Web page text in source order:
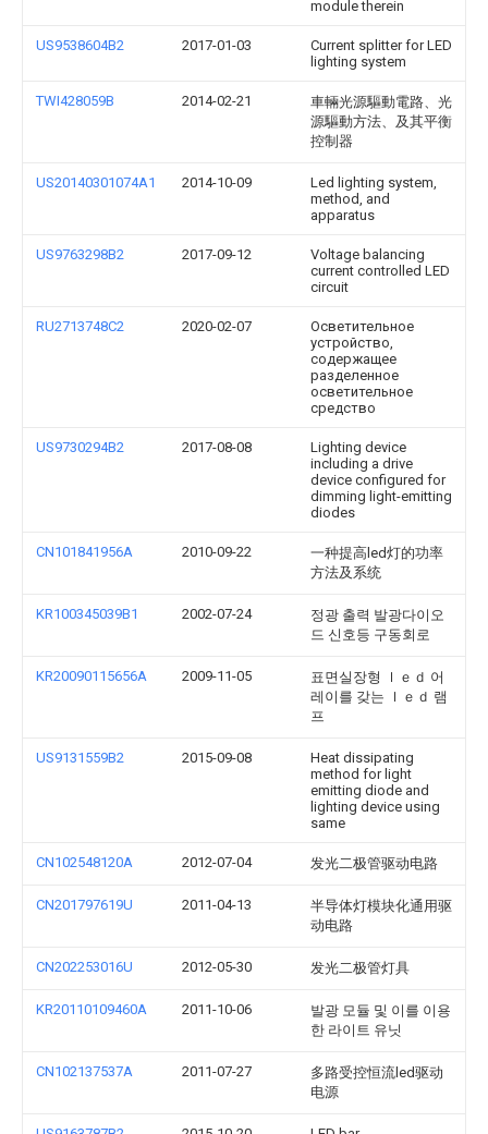
module therein
US9538604B2 2017-01-03
Current splitter for LED
lighting system
TWI428059B 2014-02-21
車輛光源驅動電路、光
源驅動方法、及其平衡
控制器
US20140301074A1 2014-10-09
Led lighting system,
method, and
apparatus
US9763298B2 2017-09-12
Voltage balancing
current controlled LED
circuit
RU2713748C2 2020-02-07
Осветительное
устройство,
содержащее
разделенное
осветительное
средство
US9730294B2 2017-08-08
Lighting device
including a drive
device configured for
dimming light-emitting
diodes
CN101841956A 2010-09-22
一种提高led灯的功率
方法及系统
KR100345039B1 2002-07-24
정광 출력 발광다이오
드 신호등 구동회로
KR20090115656A 2009-11-05
표면실장형 ｌｅｄ 어
레이를 갖는 ｌｅｄ 램
프
US9131559B2 2015-09-08
Heat dissipating
method for light
emitting diode and
lighting device using
same
CN102548120A 2012-07-04 发光二极管驱动电路
CN201797619U 2011-04-13
半导体灯模块化通用驱
动电路
CN202253016U 2012-05-30 发光二极管灯具
KR20110109460A 2011-10-06
발광 모듈 및 이를 이용
한 라이트 유닛
CN102137537A 2011-07-27
多路受控恒流led驱动
电源